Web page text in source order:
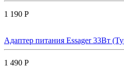
1 190 Р
Адаптер питания Essager 33Вт
1 490 Р